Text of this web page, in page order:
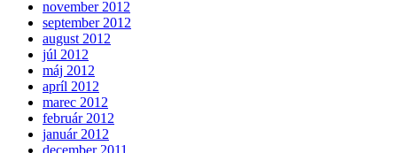
november 2012
september 2012
august 2012
júl 2012
máj 2012
apríl 2012
marec 2012
február 2012
január 2012
december 2011